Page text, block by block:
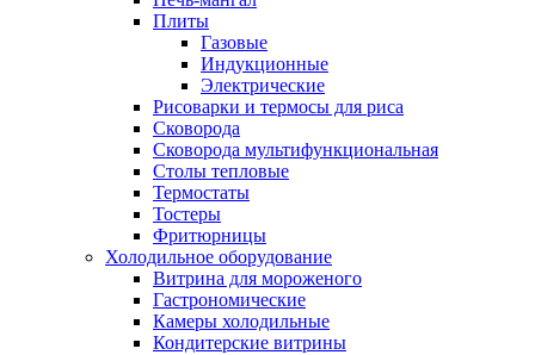
Плиты
Газовые
Индукционные
Электрические
Рисоварки и термосы для риса
Сковорода
Сковорода мультифункциональная
Столы тепловые
Термостаты
Тостеры
Фритюрницы
Холодильное оборудование
Витрина для мороженого
Гастрономические
Камеры холодильные
Кондитерские витрины